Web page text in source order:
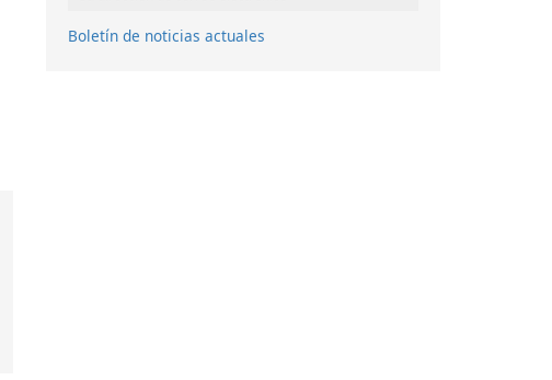
Boletín de noticias actuales